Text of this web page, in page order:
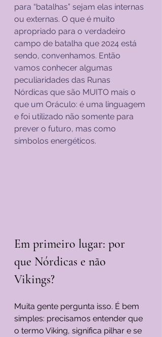
para “batalhas” sejam elas internas
ou externas. O que é muito
apropriado para o verdadeiro
campo de batalha que 2024 está
sendo, convenhamos. Então
vamos conhecer algumas
peculiaridades das Runas
Nórdicas que são MUITO mais o
que um Oráculo: é uma linguagem
e foi utilizado não somente para
prever o futuro, mas como
símbolos energéticos.
Em primeiro lugar: por
que Nórdicas e não
Vikings?
Muita gente pergunta isso. É bem
simples: precisamos entender que
o termo Viking, significa pilhar e se